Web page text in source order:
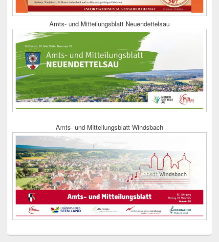
Amts- und Mitteilungsblatt Neuendettelsau
Amts- und Mitteilungsblatt Windsbach